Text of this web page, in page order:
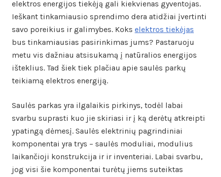
elektros energijos tiekėją gali kiekvienas gyventojas.
Ieškant tinkamiausio sprendimo dera atidžiai įvertinti
savo poreikius ir galimybes. Koks elektros tiekėjas
bus tinkamiausias pasirinkimas jums? Pastaruoju
metu vis dažniau atsisukamą į natūralios energijos
išteklius. Tad šiek tiek plačiau apie saulės parkų
teikiamą elektros energiją.
Saulės parkas yra ilgalaikis pirkinys, todėl labai
svarbu suprasti kuo jie skiriasi ir į ką derėtų atkreipti
ypatingą dėmesį. Saulės elektrinių pagrindiniai
komponentai yra trys – saulės moduliai, modulius
laikančioji konstrukcija ir ir inventeriai. Labai svarbu,
jog visi šie komponentai turėtų jiems suteiktas